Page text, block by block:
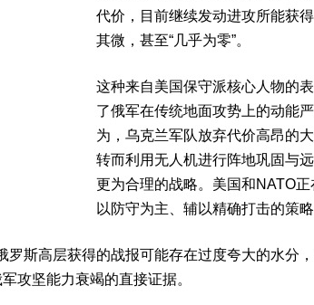
代价，目前继续发动进攻所能获
其微，甚至“几乎为零”。
这种来自美国保守派核心人物的
了俄军在传统地面攻势上的动能
为，乌克兰军队放弃代价高昂的
转而利用无人机进行阵地巩固与
更为合理的战略。美国和NATO
以防守为主、辅以精确打击的策略
罗斯高层获得的战报可能存在过度夸大的水分
攻坚能力衰竭的直接证据。